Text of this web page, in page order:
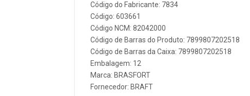
Código do Fabricante: 7834
Código: 603661
Código NCM: 82042000
Código de Barras do Produto: 7899807202518
Código de Barras da Caixa: 7899807202518
Embalagem: 12
Marca: BRASFORT
Fornecedor: BRAFT